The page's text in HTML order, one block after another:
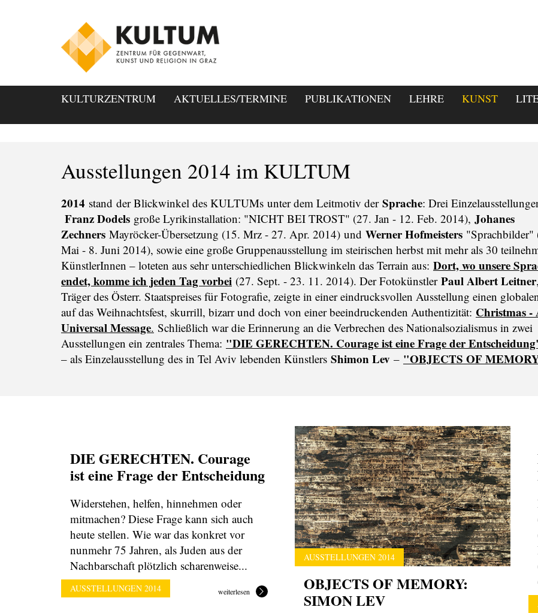
KULTURZENTRUM AKTUELLES/TERMINE PUBLIKATIONEN LEHRE KUNST
Ausstellungen 2014 im KULTUM
2014 stand der Blickwinkel des KULTUMs unter dem Leitmotiv der Sprache: Drei
Franz Dodels große Lyrikinstallation: "NICHT BEI TROST" (27. Jan - 12. Feb. 2014), Johanes
Zechners Mayröcker-Übersetzung (15. Mrz - 27. Apr. 2014) und Werner Hofmeisters "Sprachbilder"
Mai - 8. Juni 2014), sowie eine große Gruppenausstellung im steirischen herbst mit mehr als 30
KünstlerInnen – loteten aus sehr unterschiedlichen Blickwinkeln das Terrain aus: Dort, wo unsere
endet, komme ich jeden Tag vorbei (27. Sept. - 23. 11. 2014). Der Fotokünstler Paul Albert Leitner,
Träger des Österr. Staatspreises für Fotografie, zeigte in einer eindrucksvollen Ausstellung einen
auf das Weihnachtsfest, skurrill, bizarr und doch von einer beeindruckenden Authentizität: Christmas -
Universal Message. Schließlich war die Erinnerung an die Verbrechen des Nationalsozialismus in zwei
Ausstellungen ein zentrales Thema: "DIE GERECHTEN. Courage ist eine Frage der
– als Einzelausstellung des in Tel Aviv lebenden Künstlers Shimon Lev – "OBJECTS OF
AUSSTELLUNGEN 2014
DIE GERECHTEN. Courage
ist eine Frage der Entscheidung
Widerstehen, helfen, hinnehmen oder
mitmachen? Diese Frage kann sich auch
heute stellen. Wie war das konkret vor
nunmehr 75 Jahren, als Juden aus der
Nachbarschaft plötzlich scharenweise...
weiterlesen
AUSSTELLUNGEN 2014
OBJECTS OF MEMORY:
SIMON LEV